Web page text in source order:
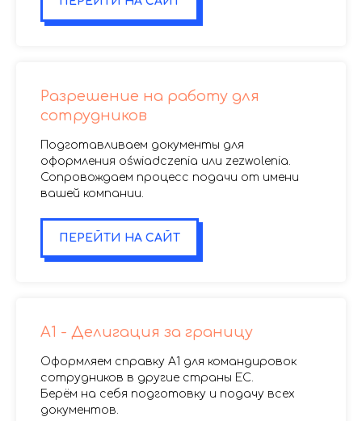
Разрешение на работу для
сотрудников
Подготавливаем документы для
оформления oświadczenia или zezwolenia.
Сопровождаем процесс подачи от имени
вашей компании.
ПЕРЕЙТИ НА САЙТ
A1 - Делигация за границу
Оформляем справку A1 для командировок
сотрудников в другие страны ЕС.
Берём на себя подготовку и подачу всех
документов.